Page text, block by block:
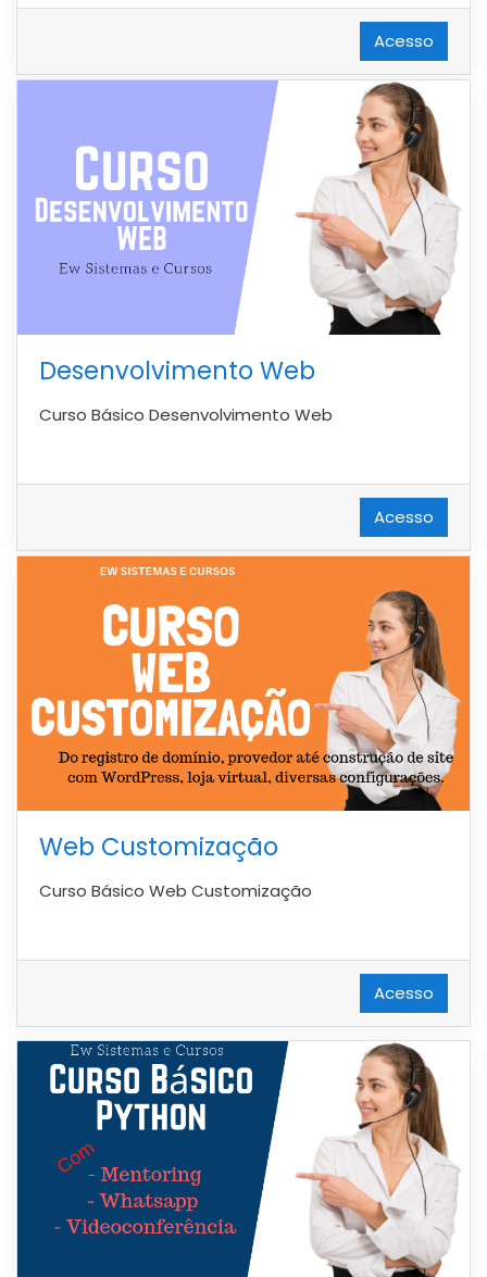
Acesso
Desenvolvimento Web
Curso Básico Desenvolvimento Web
Acesso
Web Customização
Curso Básico Web Customização
Acesso